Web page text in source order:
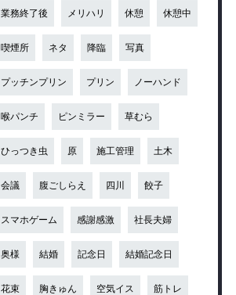
業務終了後 メリハリ 休憩 休憩中
喫煙所 ネタ 降臨 写真
プッチンプリン プリン ノーハンド
喉パンチ ピンミラー 草むら
ひっつき虫 原 施工管理 土木
会議 腹ごしらえ 四川 餃子
スマホゲーム 感謝感激 社長夫婦
奥様 結婚 記念日 結婚記念日
花束 胸きゅん 空気イス 筋トレ